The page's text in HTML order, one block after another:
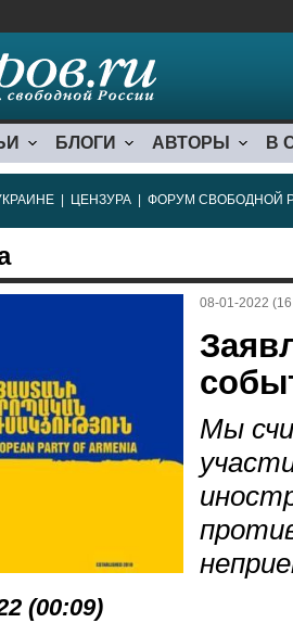
БЛОГИ АВТОРЫ В
ЦЕНЗУРА ФОРУМ СВОБОДНОЙ
08-01-2022
Мы
(00:09)